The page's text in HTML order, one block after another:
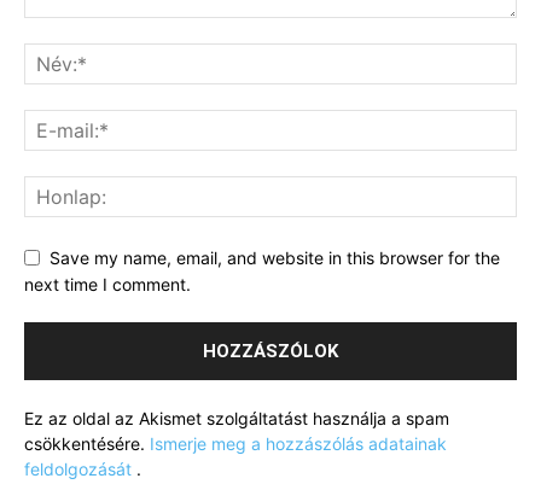
Save my name, email, and website in this browser for the
next time I comment.
Ez az oldal az Akismet szolgáltatást használja a spam
csökkentésére. Ismerje meg a hozzászólás adatainak
feldolgozását .